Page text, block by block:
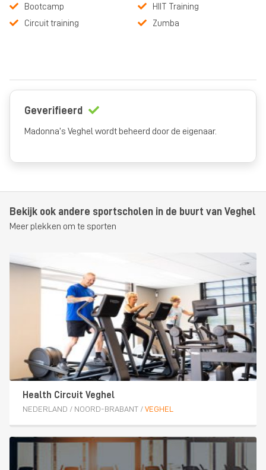
Bootcamp
Circuit training
HIIT Training
Zumba
Geverifieerd
Madonna’s Veghel wordt beheerd door de eigenaar.
Bekijk ook andere sportscholen in de buurt van Veghel
Meer plekken om te sporten
Health Circuit Veghel
NEDERLAND / NOORD-BRABANT/ VEGHEL